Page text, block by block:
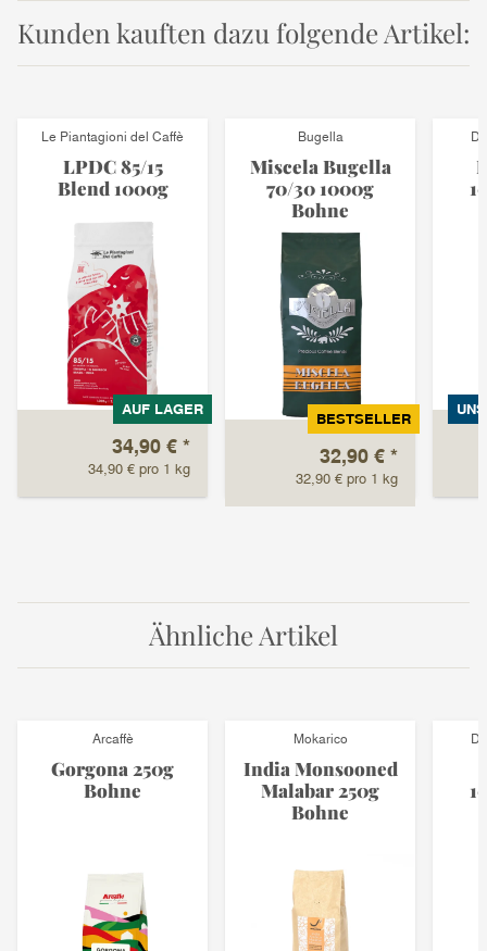
Kunden kauften dazu folgende Artikel:
Le Piantagioni del Caffè
LPDC 85/15
Blend 1000g
AUF LAGER
34,90 € *
34,90 € pro 1 kg
Bugella
Miscela Bugella
70/30 1000g
Bohne
BESTSELLER
32,90 € *
32,90 € pro 1 kg
Ähnliche Artikel
Arcaffè
Gorgona 250g
Bohne
Mokarico
India Monsooned
Malabar 250g
Bohne